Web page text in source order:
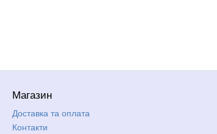
Магазин
Доставка та оплата
Контакти